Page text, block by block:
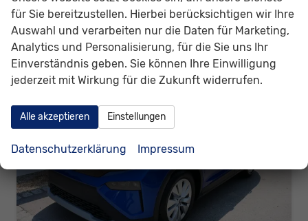
CO2 -Klasse: A
2-Emissionen: 0 g/km
für Sie bereitzustellen. Hierbei berücksichtigen wir Ihre
Auswahl und verarbeiten nur die Daten für Marketing,
Analytics und Personalisierung, für die Sie uns Ihr
Einverständnis geben. Sie können Ihre Einwilligung
jederzeit mit Wirkung für die Zukunft widerrufen.
Alle akzeptieren Einstellungen
Datenschutzerklärung Impressum